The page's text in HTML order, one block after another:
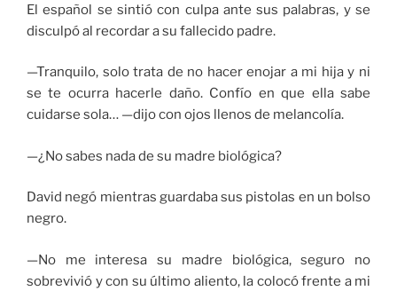
El español se sintió con culpa ante sus palabras, y se
disculpó al recordar a su fallecido padre.
—Tranquilo, solo trata de no hacer enojar a mi hija y ni
se te ocurra hacerle daño. Confío en que ella sabe
cuidarse sola… —dijo con ojos llenos de melancolía.
—¿No sabes nada de su madre biológica?
David negó mientras guardaba sus pistolas en un bolso
negro.
—No me interesa su madre biológica, seguro no
sobrevivió y con su último aliento, la colocó frente a mi